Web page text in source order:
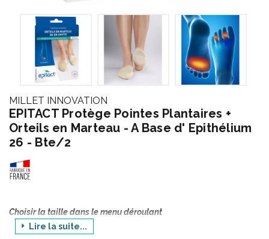
MILLET INNOVATION
EPITACT Protège Pointes Plantaires +
Orteils en Marteau - A Base d' Epithélium
26 - Bte/2
Choisir la taille dans le menu déroulant
Lire la suite...